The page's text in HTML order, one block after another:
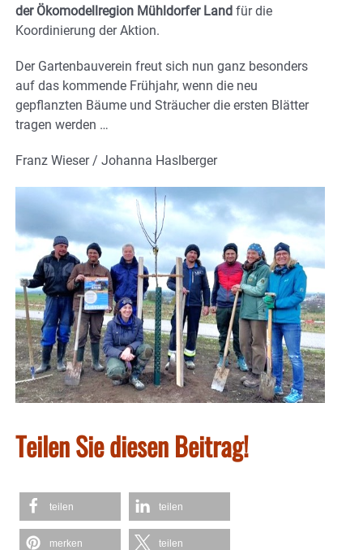
der Ökomodellregion Mühldorfer Land für die
Koordinierung der Aktion.
Der Gartenbauverein freut sich nun ganz besonders
auf das kommende Frühjahr, wenn die neu
gepflanzten Bäume und Sträucher die ersten Blätter
tragen werden …
Franz Wieser / Johanna Haslberger
Teilen Sie diesen Beitrag!
teilen teilen
merken teilen